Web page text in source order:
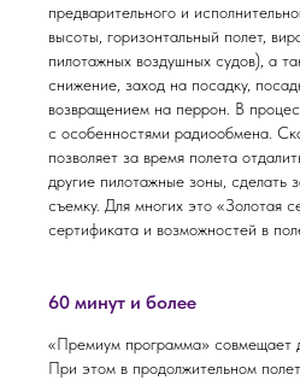
предварительного и
высоты, горизонтальный полет,
пилотажных воздушных судов), а
снижение, заход на посадку,
возвращением на перрон. В
с особенностями радиообмена.
позволяет за время полета
другие пилотажные зоны, сделать
съемку. Для многих это «Золотая
сертификата и возможностей в
60 минут и более
«Премиум программа» совмещает
При этом в продолжительном